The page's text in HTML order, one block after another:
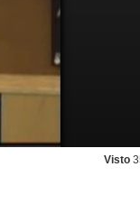
Visto